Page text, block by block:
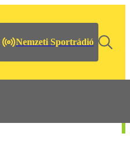
Nemzeti Sportrádió